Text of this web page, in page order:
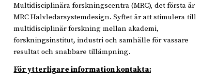
Multidisciplinära forskningscentra (MRC), det första är
MRC Halvledarsystemdesign. Syftet är att stimulera till
multidisciplinär forskning mellan akademi,
forskningsinstitut, industri och samhälle för vassare
resultat och snabbare tillämpning.
För ytterligare information kontakta: